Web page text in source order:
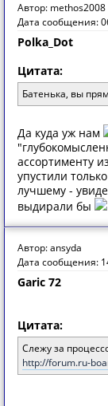
Автор: methos2008
Дата сообщения:
Polka_Dot
Цитата:
Батенька, вы
Да куда уж нам
ассортименту
упустили
лучшему -
выдирали бы
Автор: ansyda
Дата сообщения:
Garic 72
Цитата:
Слежу за
http://forum.ru-